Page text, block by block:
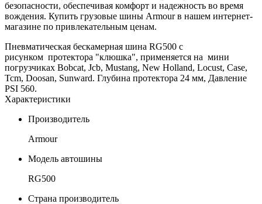
безопасности, обеспечивая комфорт и надежность во время
вождения. Купить грузовые шины Armour в нашем интернет-
магазине по привлекательным ценам.
Пневматическая бескамерная шина RG500 с
рисунком протектора "клюшка", применяется на мини
погрузчиках Bobcat, Jcb, Mustang, New Holland, Locust, Case,
Tcm, Doosan, Sunward. Глубина протектора 24 мм, Давление
PSI 560.
Характеристики
Производитель
Armour
Модель автошины
RG500
Страна производитель